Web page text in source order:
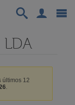
LDA
últimos 12
.